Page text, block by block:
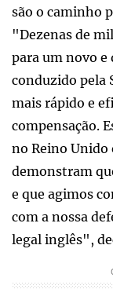
são o caminho
"Dezenas de
para um novo
conduzido pela
mais rápido e
compensação.
no Reino Unido
demonstram
e que agimos
com a nossa
legal inglês",